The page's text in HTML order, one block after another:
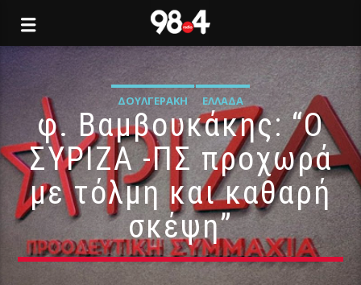
ΔΟΥΛΓΕΡΆΚΗ ΕΛΛΆΔΑ
φ. Βαμβουκάκης: “Ο
ΣΥΡΙΖΑ -ΠΣ προχωρά
με τόλμη και καθαρή
σκέψη”